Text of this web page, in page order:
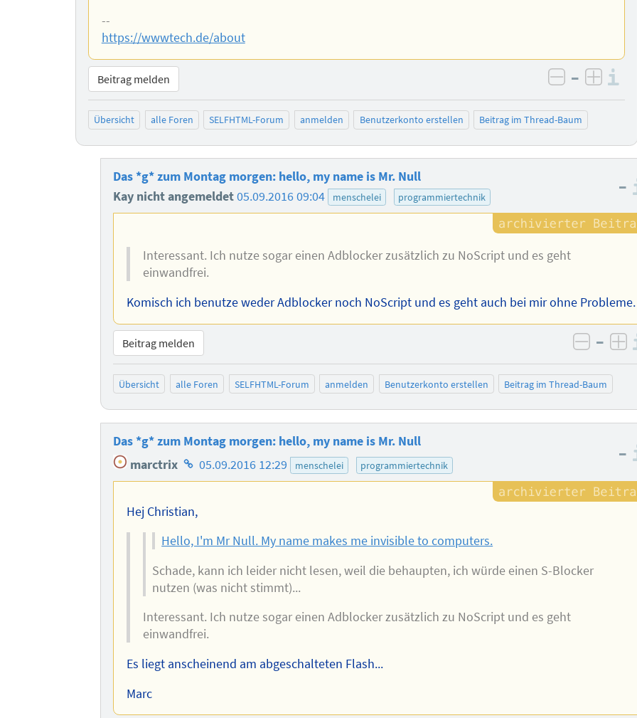
--
https://wwwtech.de/about
Beitrag melden negativ
–
Übersicht alle Foren SELFHTML-Forum anmelden Benutzerkonto erstellen Beitrag im Thread-Baum
Das *g* zum Montag morgen: hello, my name is Mr. Null
Kay nicht angemeldet05.09.2016 09:04 menschelei programmiertechnik –
Interessant. Ich nutze sogar einen Adblocker zusätzlich zu NoScript und es geht
einwandfrei.
Komisch ich benutze weder Adblocker noch NoScript und es geht auch bei mir ohne Probleme.
Beitrag melden negativ
–
Übersicht alle Foren SELFHTML-Forum anmelden Benutzerkonto erstellen Beitrag im Thread-Baum
Das *g* zum Montag morgen: hello, my name is Mr. Null
marctrix Homepage
des
05.09.2016 12:29 menschelei programmiertechnik
–
Hej Christian,
Hello, I'm Mr Null. My name makes me invisible to computers.
Schade, kann ich leider nicht lesen, weil die behaupten, ich würde einen S-Blocker
nutzen (was nicht stimmt)...
Interessant. Ich nutze sogar einen Adblocker zusätzlich zu NoScript und es geht
einwandfrei.
Es liegt anscheinend am abgeschalteten Flash...
Marc